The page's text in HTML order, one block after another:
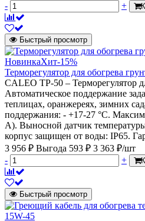
-
+
Быстрый просмотр
НовинкаХит-15%
Терморегулятор для обогрева
CALEO ТР-50 – Терморегулятор
Автоматическое поддержание
теплицах, оранжереях, зимних
поддержания: - +17-27 °С.
А). Выносной датчик
корпус защищен от воды: IP65.
3 956 ₽ Выгода 593 ₽ 3 363 ₽/шт
-
+
Быстрый просмотр